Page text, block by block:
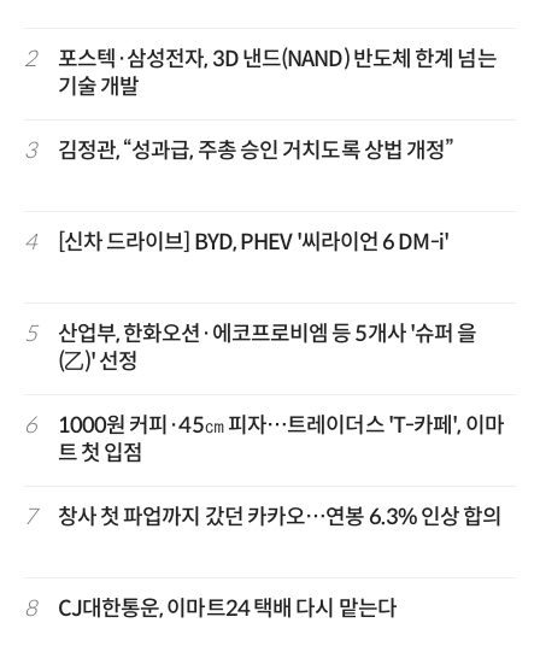
2
포스텍·삼성전자, 3D 낸드(NAND) 반도체 한계 넘는
기술 개발
3 김정관, “성과급, 주총 승인 거치도록 상법 개정”
4 [신차 드라이브] BYD, PHEV '씨라이언 6 DM-i'
5
산업부, 한화오션·에코프로비엠 등 5개사 '슈퍼 을
(乙)' 선정
6
1000원 커피·45㎝ 피자…트레이더스 'T-카페', 이마
트 첫 입점
7 창사 첫 파업까지 갔던 카카오…연봉 6.3% 인상 합의
8 CJ대한통운, 이마트24 택배 다시 맡는다